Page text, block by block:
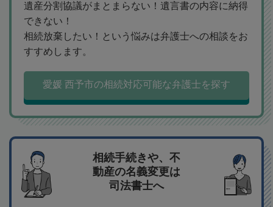
遺産分割協議がまとまらない！遺言書の内容に納得
できない！
相続放棄したい！という悩みは弁護士への相談をお
すすめします。
愛媛 西予市の相続対応可能な弁護士を探す
相続手続きや、不
動産の名義変更は
司法書士へ